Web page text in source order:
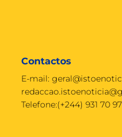
Contactos
E-mail:
Telefone:(+244) 931 70